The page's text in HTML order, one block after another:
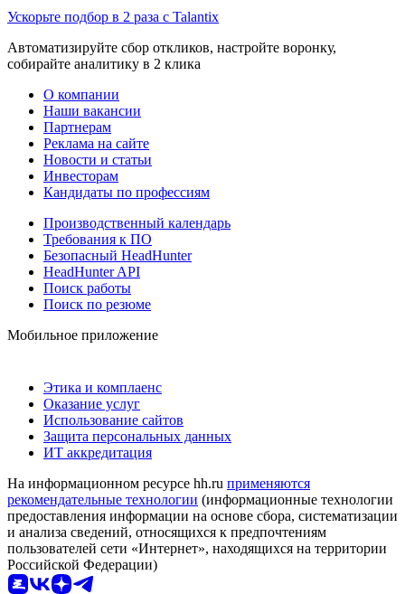
Ускорьте подбор в 2 раза с Talantix
Автоматизируйте сбор откликов, настройте воронку,
собирайте аналитику в 2 клика
О компании
Наши вакансии
Партнерам
Реклама на сайте
Новости и статьи
Инвесторам
Кандидаты по профессиям
Производственный календарь
Требования к ПО
Безопасный HeadHunter
HeadHunter API
Поиск работы
Поиск по резюме
Мобильное приложение
Этика и комплаенс
Оказание услуг
Использование сайтов
Защита персональных данных
ИТ аккредитация
На информационном ресурсе hh.ru применяются
рекомендательные технологии (информационные технологии
предоставления информации на основе сбора, систематизации
и анализа сведений, относящихся к предпочтениям
пользователей сети «Интернет», находящихся на территории
Российской Федерации)